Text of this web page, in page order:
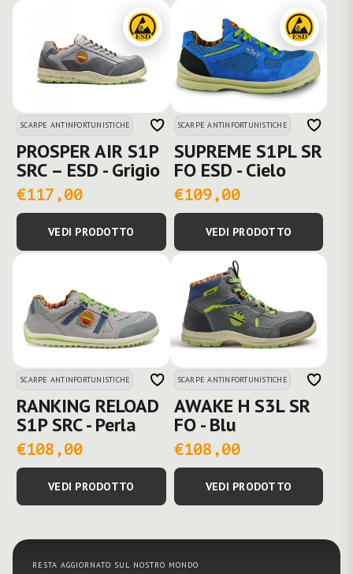
SCARPE ANTINFORTUNISTICHE
PROSPER AIR S1P
SRC – ESD - Grigio
€117,00
VEDI PRODOTTO
SCARPE ANTINFORTUNISTICHE
SUPREME S1PL SR
FO ESD - Cielo
€109,00
VEDI PRODOTTO
SCARPE ANTINFORTUNISTICHE
RANKING RELOAD
S1P SRC - Perla
€108,00
VEDI PRODOTTO
SCARPE ANTINFORTUNISTICHE
AWAKE H S3L SR
FO - Blu
€108,00
VEDI PRODOTTO
RESTA AGGIORNATO SUL NOSTRO MONDO